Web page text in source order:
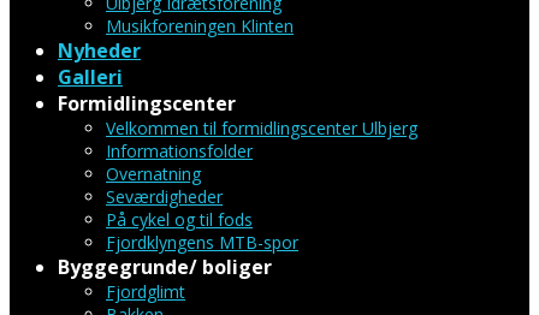
Musikforeningen Klinten
Nyheder
Galleri
Formidlingscenter
Velkommen til formidlingscenter Ulbjerg
Informationsfolder
Overnatning
Seværdigheder
På cykel og til fods
Fjordklyngens MTB-spor
Byggegrunde/ boliger
Fjordglimt